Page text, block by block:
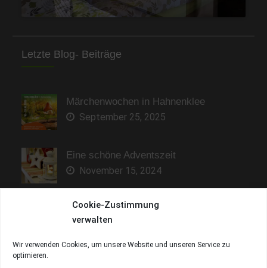
Cookie-Zustimmung
verwalten
Wir verwenden Cookies, um unsere Website und unseren Service zu
optimieren.
Letzte Blog- Beiträge
Märchenwochen in Hahnenklee
September 25, 2025
Eine schöne Adventszeit
November 15, 2024
Sonne genießen und entspannen
Mai 9, 2023